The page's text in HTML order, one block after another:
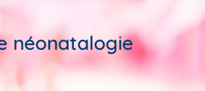
néonatalogie